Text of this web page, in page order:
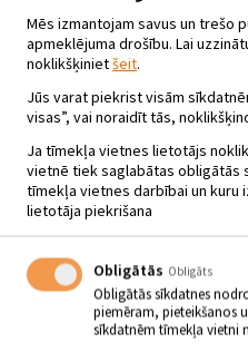
KOMĒDIJA “ES,
15.07.2020 -
Jūlija vidū, no 15. līdz 17.
Kino Placī izrādīsim
viņa”. Romantiska un
pāri, kurš pēc 10 gadiem
piešķir pārim mēnesi
bijuši paši laimīgākie desmit gadi
tos nevar nosaukt. Viņu
mīlestība – cieņā, bet kaislība –
šķirties, tomēr tiesa,
laulības šķiršanai, dod
Mēs izmantojam savus un trešo
apmeklējuma drošību. Lai
noklikšķinietšeit.
Jūs varat piekrist visām
visas”, vai noraidīt tās,
Ja tīmekļa vietnes lietotājs
vietnē tiek saglabātas obligātās
tīmekļa vietnes darbībai un kuru
lietotāja piekrišana
Obligātās Obligāts
Obligātās sīkdatnes
piemēram, pieteikšanos
sīkdatnēm tīmekļa vietni